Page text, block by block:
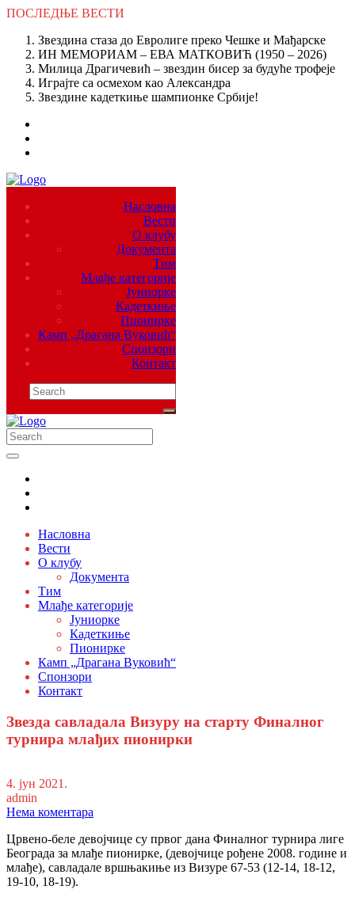
ПОСЛЕДЊЕ ВЕСТИ
Звездина стаза до Евролиге преко Чешке и Мађарске
ИН МЕМОРИАМ – ЕВА МАТКОВИЋ (1950 – 2026)
Милица Драгичевић – звездин бисер за будуће трофеје
Играјте са осмехом као Александра
Звездине кадеткиње шампионке Србије!
Насловна
Вести
О клубу
Документа
Тим
Млађе категорије
Јуниорке
Кадеткиње
Пионирке
Камп „Драгана Вуковић“
Спонзори
Контакт
Насловна
Вести
О клубу
Документа
Тим
Млађе категорије
Јуниорке
Кадеткиње
Пионирке
Камп „Драгана Вуковић“
Спонзори
Контакт
Звезда савладала Визуру на старту Финалног
турнира млађих пионирки
4. јун 2021.
admin
Нема коментара
Црвено-беле девојчице су првог дана Финалног турнира лиге
Београда за млађе пионирке, (девојчице рођене 2008. године и
млађе), савладале вршњакиње из Визуре 67-53 (12-14, 18-12,
19-10, 18-19).